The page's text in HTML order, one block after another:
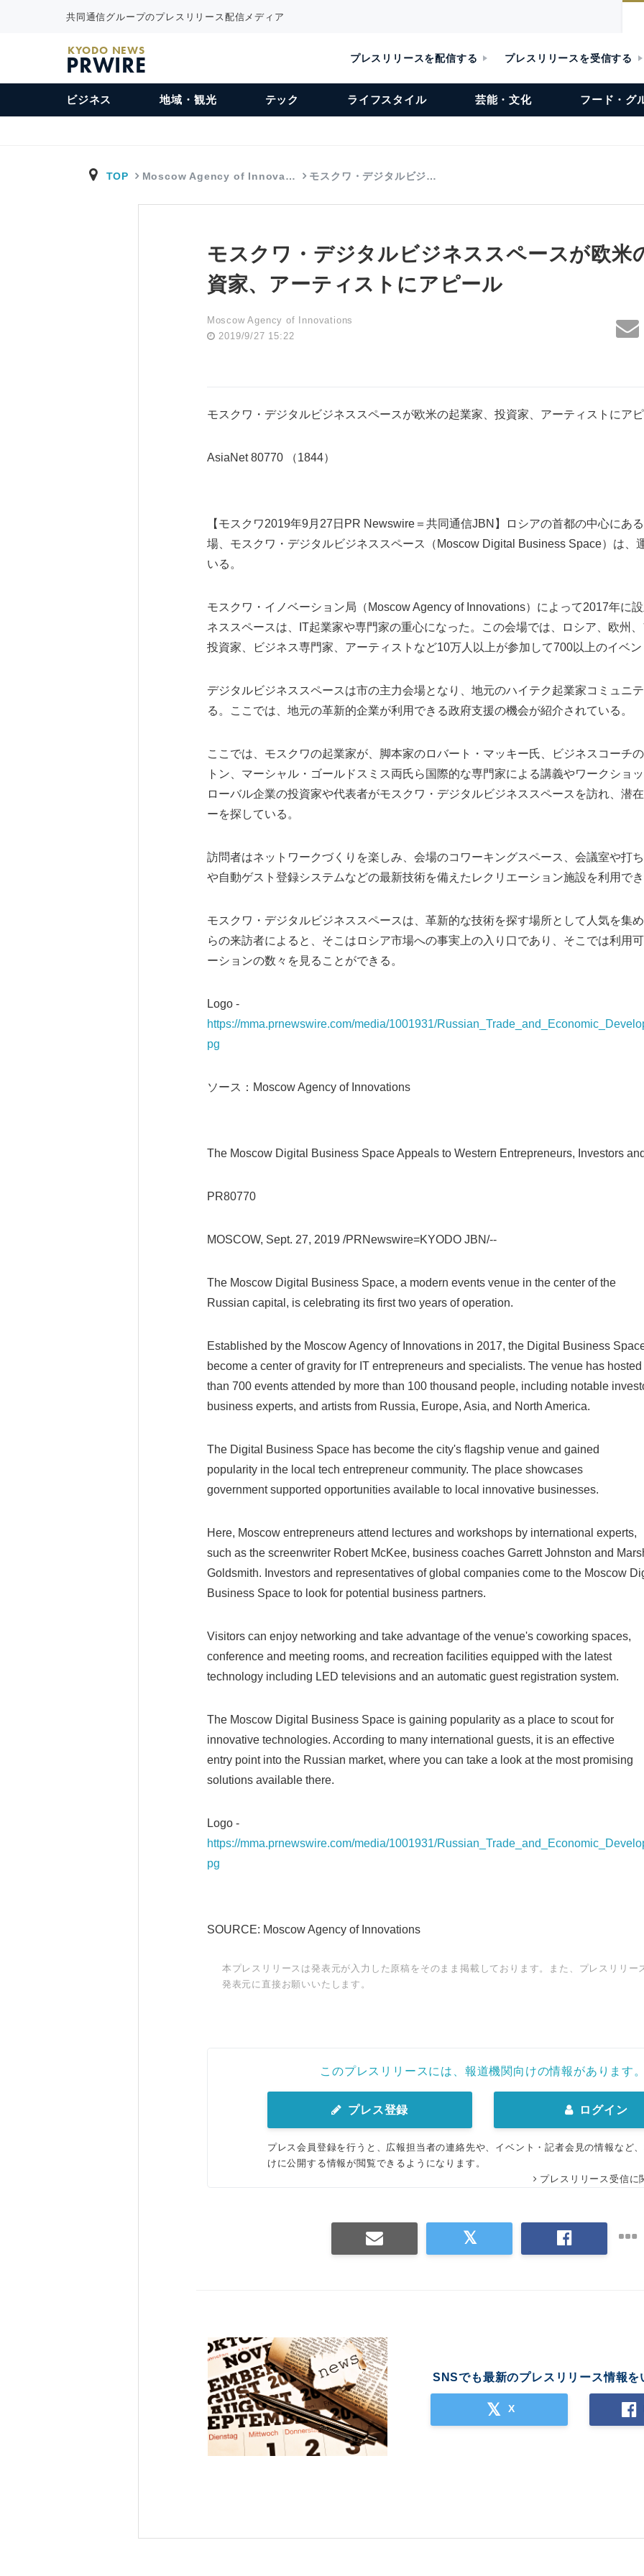
共同通信グループのプレスリリース配信メディア
KYODO NEWS
PRWIRE プレスリリースを配信する プレスリリースを受信する
ビジネス 地域・観光 テック ライフスタイル 芸能・文化 フード・グ
TOP Moscow Agency of Innova… モスクワ・デジタルビジ…
モスクワ・デジタルビジネススペースが欧米
資家、アーティストにアピール
Moscow Agency of Innovations
2019/9/27 15:22
モスクワ・デジタルビジネススペースが欧米の起業家、投資家、アーティストにア
AsiaNet 80770 （1844）
【モスクワ2019年9月27日PR Newswire＝共同通信JBN】ロシアの首都の中心にあ
場、モスクワ・デジタルビジネススペース（Moscow Digital Business Space）は、
いる。
モスクワ・イノベーション局（Moscow Agency of Innovations）によって2017年に
ネススペースは、IT起業家や専門家の重心になった。この会場では、ロシア、欧州
投資家、ビジネス専門家、アーティストなど10万人以上が参加して700以上のイベン
デジタルビジネススペースは市の主力会場となり、地元のハイテク起業家コミュニ
る。ここでは、地元の革新的企業が利用できる政府支援の機会が紹介されている。
ここでは、モスクワの起業家が、脚本家のロバート・マッキー氏、ビジネスコーチ
トン、マーシャル・ゴールドスミス両氏ら国際的な専門家による講義やワークショ
ローバル企業の投資家や代表者がモスクワ・デジタルビジネススペースを訪れ、潜
ーを探している。
訪問者はネットワークづくりを楽しみ、会場のコワーキングスペース、会議室や打
や自動ゲスト登録システムなどの最新技術を備えたレクリエーション施設を利用でき
モスクワ・デジタルビジネススペースは、革新的な技術を探す場所として人気を集
らの来訪者によると、そこはロシア市場への事実上の入り口であり、そこでは利用
ーションの数々を見ることができる。
Logo -
https://mma.prnewswire.com/media/1001931/
pg
ソース：Moscow Agency of Innovations
The Moscow Digital Business Space Appeals to Western Entrepreneurs, Investors
PR80770
MOSCOW, Sept. 27, 2019 /PRNewswire=KYODO JBN/--
The Moscow Digital Business Space, a modern events venue in the center of the
Russian capital, is celebrating its first two years of operation.
Established by the Moscow Agency of Innovations in 2017, the Digital Business
become a center of gravity for IT entrepreneurs and specialists. The venue has hosted
than 700 events attended by more than 100 thousand people, including notable
business experts, and artists from Russia, Europe, Asia, and North America.
The Digital Business Space has become the city's flagship venue and gained
popularity in the local tech entrepreneur community. The place showcases
government supported opportunities available to local innovative businesses.
Here, Moscow entrepreneurs attend lectures and workshops by international experts,
such as the screenwriter Robert McKee, business coaches Garrett Johnston and
Goldsmith. Investors and representatives of global companies come to the Moscow
Business Space to look for potential business partners.
Visitors can enjoy networking and take advantage of the venue's coworking spaces,
conference and meeting rooms, and recreation facilities equipped with the latest
technology including LED televisions and an automatic guest registration system.
The Moscow Digital Business Space is gaining popularity as a place to scout for
innovative technologies. According to many international guests, it is an effective
entry point into the Russian market, where you can take a look at the most promising
solutions available there.
Logo -
https://mma.prnewswire.com/media/1001931/
pg
SOURCE: Moscow Agency of Innovations
本プレスリリースは発表元が入力した原稿をそのまま掲載しております。また、プレスリリー
発表元に直接お願いいたします。
このプレスリリースには、報道機関向けの情報があります。
プレス登録 ログイン
プレス会員登録を行うと、広報担当者の連絡先や、イベント・記者会見の情報など
けに公開する情報が閲覧できるようになります。
プレスリリース受信に
SNSでも最新のプレスリリース情報を
X
Japanese
English